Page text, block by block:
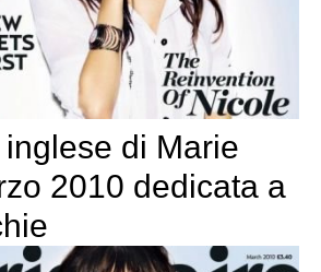
di Marie
2010 dedicata a